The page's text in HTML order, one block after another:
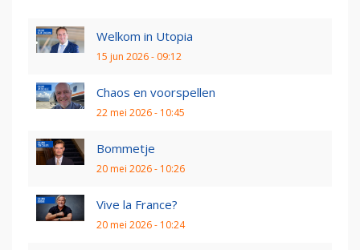
Welkom in Utopia
15 jun 2026 - 09:12
Chaos en voorspellen
22 mei 2026 - 10:45
Bommetje
20 mei 2026 - 10:26
Vive la France?
20 mei 2026 - 10:24